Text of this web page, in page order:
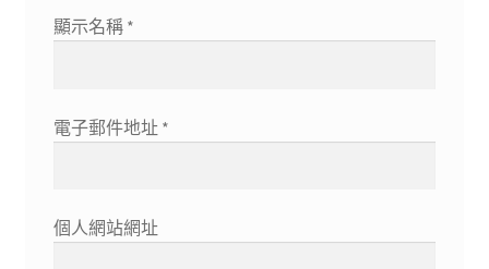
顯示名稱 *
電子郵件地址 *
個人網站網址